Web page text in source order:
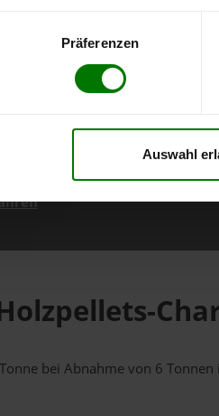
Präferenzen
Auswahl
direkt online bestellen
aktuellen Stand
bei Abnahmevon 6 Tonnen